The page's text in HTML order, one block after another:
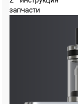
запчасти